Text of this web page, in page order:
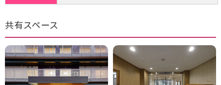
共有スペース